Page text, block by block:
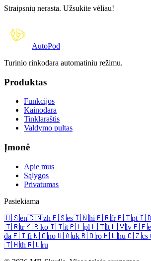
Straipsnių nerasta. Užsukite vėliau!
AutoPod
Turinio rinkodara automatiniu režimu.
Produktas
Funkcijos
Kainodara
Tinklaraštis
Valdymo pultas
Įmonė
Apie mus
Sąlygos
Privatumas
Pasiekiama
🇺🇸en🇨🇳zh🇪🇸es🇮🇳hi🇫🇷fr🇵🇹pt
🇹🇷tr🇰🇷ko🇮🇹it🇵🇱pl🇱🇹lt🇱🇻lv🇪🇪
da🇫🇮fi🇳🇴no🇺🇦uk🇷🇴ro🇭🇺hu🇨🇿cs
🇹🇭th🇷🇺ru